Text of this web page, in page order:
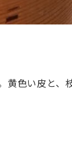
黄色い皮と、